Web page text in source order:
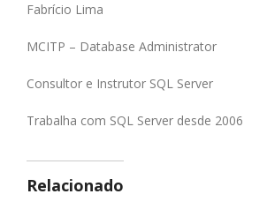
Fabrício Lima
MCITP – Database Administrator
Consultor e Instrutor SQL Server
Trabalha com SQL Server desde 2006
Relacionado